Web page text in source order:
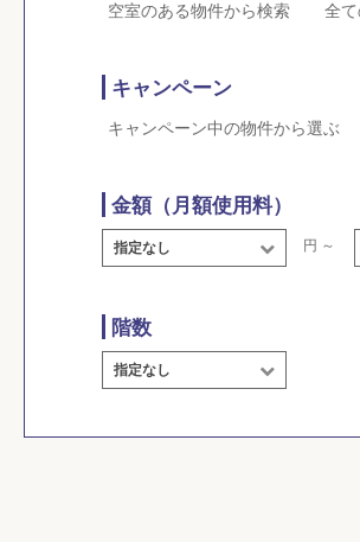
空室のある物件から検索 全
キャンペーン
キャンペーン中の物件から選ぶ
金額（月額使用料）
指定なし 円 ～
階数
指定なし